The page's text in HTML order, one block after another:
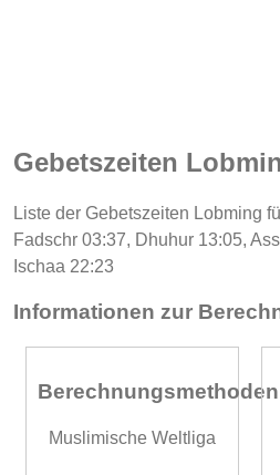
Gebetszeiten
Liste der Gebetszeiten Lobming
Fadschr 03:37, Dhuhur 13:05,
Ischaa 22:23
Informationen zur
Berechnungsmethoden
Muslimische Weltliga